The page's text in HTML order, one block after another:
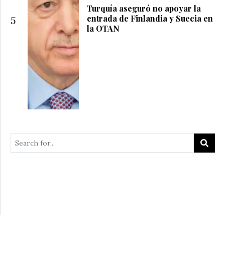
5
Turquía aseguró no apoyar la
entrada de Finlandia y Suecia en
la OTAN